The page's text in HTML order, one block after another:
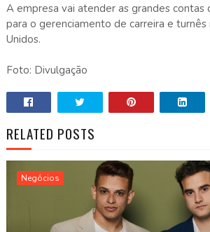
A empresa vai atender as grandes contas
para o gerenciamento de carreira e
Unidos.
Foto: Divulgação
RELATED POSTS
Negócios